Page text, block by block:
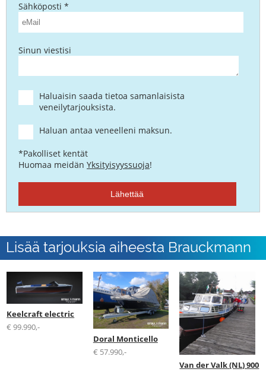
Sähköposti *
Sinun viestisi
Haluaisin saada tietoa samanlaisista
veneilytarjouksista.
Haluan antaa veneelleni maksun.
*Pakolliset kentät
Huomaa meidän Yksityisyyssuoja!
Lähettää
Lisää tarjouksia aiheesta Brauckmann
Boote GmbH
Keelcraft electric
€ 99.990,-
Doral Monticello
€ 57.990,-
Van der Valk (NL) 900